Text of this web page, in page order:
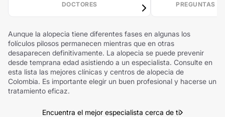
DOCTORES PREGUNTAS
Aunque la alopecia tiene diferentes fases en algunas los
folículos pilosos permanecen mientras que en otras
desaparecen definitivamente. La alopecia se puede prevenir
desde temprana edad asistiendo a un especialista. Consulte en
esta lista las mejores clínicas y centros de alopecia de
Colombia. Es importante elegir un buen profesional y hacerse un
tratamiento eficaz.
Encuentra el mejor especialista cerca de ti